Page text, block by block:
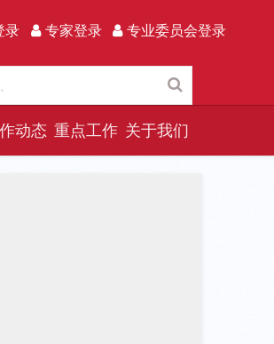
录 专家登录 专业委员会登录
动态 重点工作 关于我们